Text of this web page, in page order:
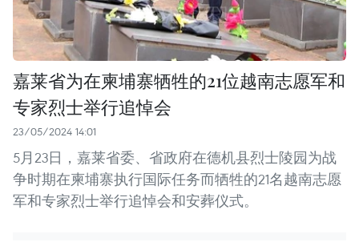
嘉莱省为在柬埔寨牺牲的21位越南志愿军和
专家烈士举行追悼会
23/05/2024 14:01
5月23日，嘉莱省委、省政府在德机县烈士陵园为战
争时期在柬埔寨执行国际任务而牺牲的21名越南志愿
军和专家烈士举行追悼会和安葬仪式。